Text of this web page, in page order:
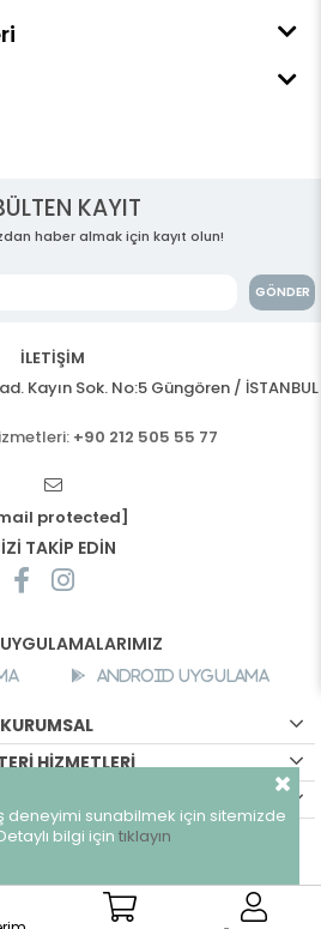
KAYIT
haber almak için kayıt olun!
GÖNDER
İLETİŞİM
Kayın Sok. No:5 Güngören / İSTANBUL
+90 212 505 55 77
protected]
TAKİP EDİN
Android Uygulama
KURUMSAL
HİZMETLERİ
- Tüm hakları saklıdır.
deneyimi sunabilmek için sitemizde
bilgi için tıklayın